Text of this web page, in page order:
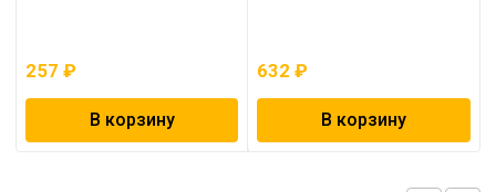
257 ₽
В корзину
632₽
В корзину